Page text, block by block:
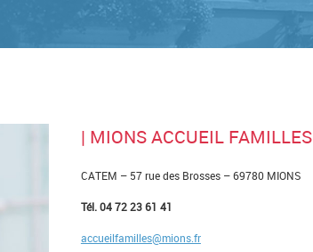
| MIONS ACCUEIL FAMILLES
CATEM – 57 rue des Brosses – 69780 MIONS
Tél. 04 72 23 61 41
accueilfamilles@mions.fr